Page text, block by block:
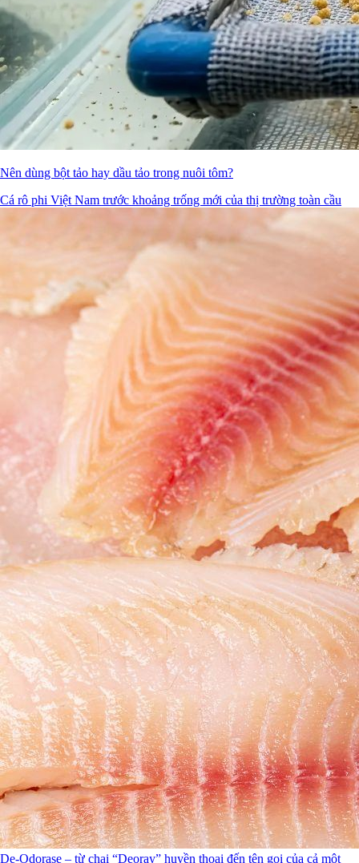
Nên dùng bột tảo hay dầu tảo trong nuôi tôm?
Cá rô phi Việt Nam trước khoảng trống mới của thị trường toàn cầu
De-Odorase – từ chai “Deoray” huyền thoại đến tên gọi của cả một